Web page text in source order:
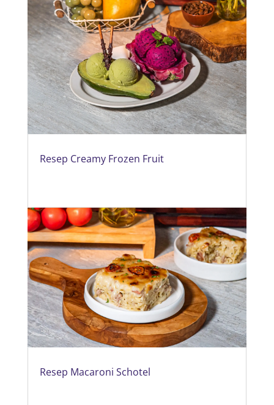
Resep Creamy Frozen Fruit
Resep Macaroni Schotel